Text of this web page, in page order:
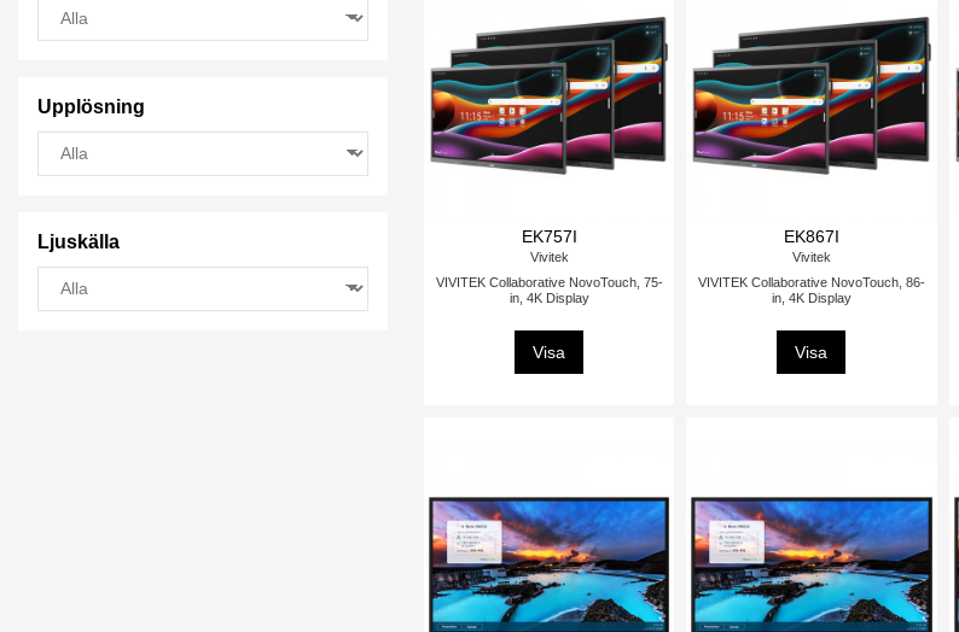
EK757I
Vivitek
VIVITEK Collaborative NovoTouch, 75-
in, 4K Display
Visa
EK867I
Vivitek
VIVITEK Collaborative NovoTouch, 86-
in, 4K Display
Visa
Upplösning
Ljuskälla